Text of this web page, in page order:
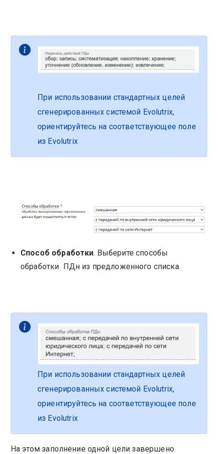
При использовании стандартных целей
сгенерированных системой Evolutrix,
ориентируйтесь на соответствующее поле
из Evolutrix
Способ обработки. Выберите способы
обработки ПДн из предложенного списка.
При использовании стандартных целей
сгенерированных системой Evolutrix,
ориентируйтесь на соответствующее поле
из Evolutrix
На этом заполнение одной цели завершено.